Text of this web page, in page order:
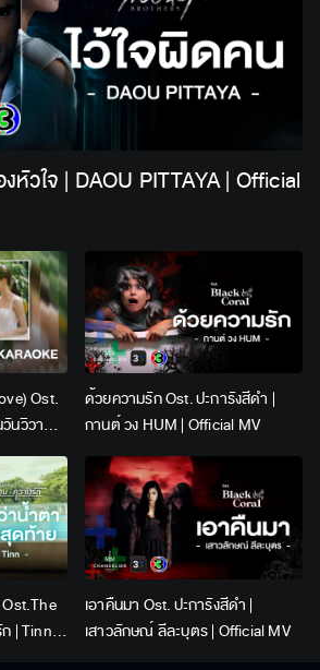
หัวใจ | DAOU PITTAYA | Official
Ost.
นวิวาห์ |
ด้วยความรัก Ost. ปะการังสีดำ |
กานต์ วง HUM | Official MV
|
เอาคืนมา Ost. ปะการังสีดำ |
เสาวลักษณ์ ลีละบุตร | Official MV